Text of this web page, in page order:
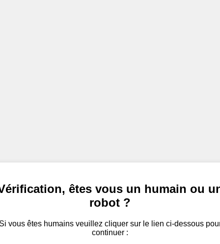
êtes vous un humain ou
robot ?
vous êtes humains veuillez cliquer sur le lien ci-dessous
continuer :